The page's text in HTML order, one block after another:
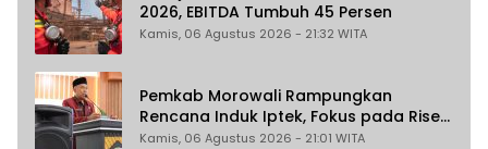
2026, EBITDA Tumbuh 45 Persen
Kamis, 06 Agustus 2026 - 21:32 WITA
Pemkab Morowali Rampungkan
Rencana Induk Iptek, Fokus pada Riset
dan Inovasi Daerah
Kamis, 06 Agustus 2026 - 21:01 WITA